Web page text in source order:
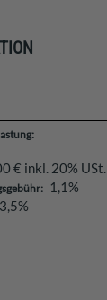
€ inkl. 20% USt.
1,1%
3,5%